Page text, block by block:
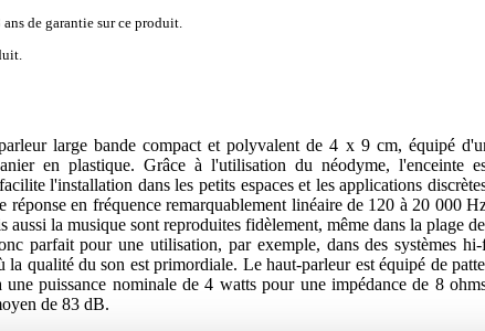
de garantie sur ce produit.
large bande compact et polyvalent de 4 x 9 cm, équipé
en plastique. Grâce à l'utilisation du néodyme, l'enceinte
l'installation dans les petits espaces et les applications
en fréquence remarquablement linéaire de 120 à 20 000
aussi la musique sont reproduites fidèlement, même dans la plage
parfait pour une utilisation, par exemple, dans des systèmes
qualité du son est primordiale. Le haut-parleur est équipé de
puissance nominale de 4 watts pour une impédance de 8
de 83 dB.